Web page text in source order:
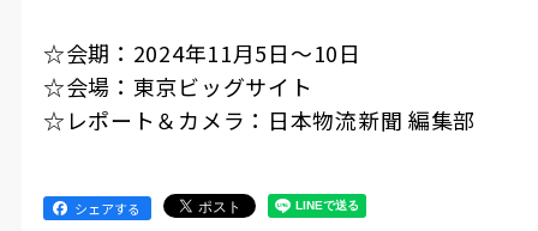
☆会期：2024年11月5日〜10日
☆会場：東京ビッグサイト
☆レポート＆カメラ：日本物流新聞 編集部
シェアする